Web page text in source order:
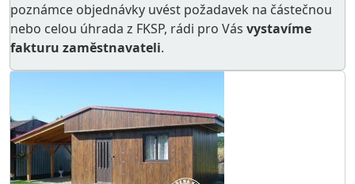
poznámce objednávky uvést požadavek na částečnou
nebo celou úhrada z FKSP, rádi pro Vás vystavíme
fakturu zaměstnavateli.